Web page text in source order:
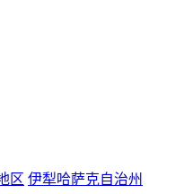
区 伊犁哈萨克自治州